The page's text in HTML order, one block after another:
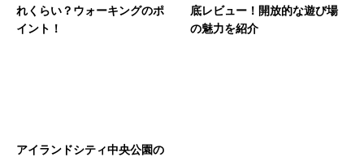
れくらい？ウォーキングのポ
イント！
底レビュー！開放的な遊び場
の魅力を紹介
アイランドシティ中央公園の